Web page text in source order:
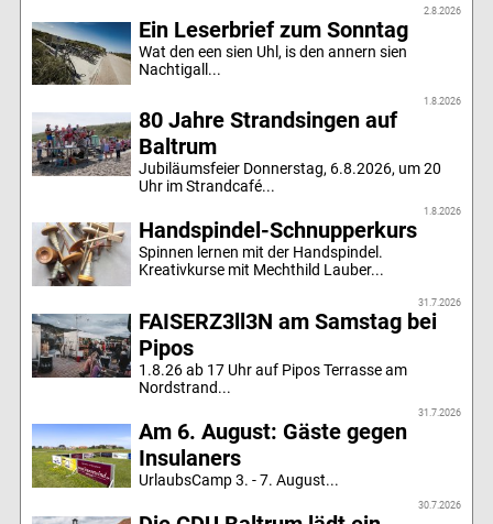
2.8.2026
Ein Leserbrief zum Sonntag
Wat den een sien Uhl, is den annern sien
Nachtigall...
1.8.2026
80 Jahre Strandsingen auf
Baltrum
Jubiläumsfeier Donnerstag, 6.8.2026, um 20
Uhr im Strandcafé...
1.8.2026
Handspindel-Schnupperkurs
Spinnen lernen mit der Handspindel.
Kreativkurse mit Mechthild Lauber...
31.7.2026
FAISERZ3ll3N am Samstag bei
Pipos
1.8.26 ab 17 Uhr auf Pipos Terrasse am
Nordstrand...
31.7.2026
Am 6. August: Gäste gegen
Insulaners
UrlaubsCamp 3. - 7. August...
30.7.2026